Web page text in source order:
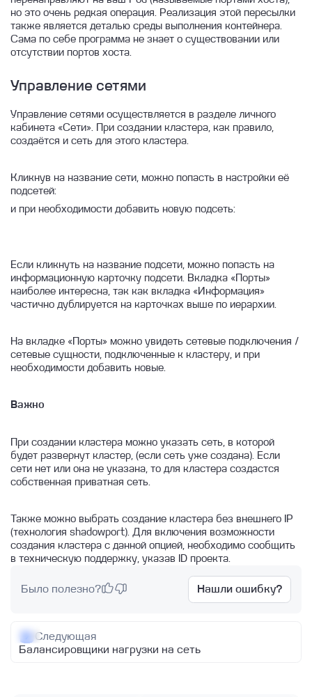
Изменение параметров
Подключение
Миграция из локальных баз данных
Архитектура DBaaS
Параметры баз данных
Postgres Pro
Postgres
Создание базы данных PostgreSQL и
работы с ними
О сервисе Linx Cloud Database
Как получить логи Базы данных
но это очень редкая операция. Реализация этой пересылки
также является деталью среды выполнения контейнера.
Сама по себе программа не знает о существовании или
отсутствии портов хоста.
Управление сетями
Управление сетями осуществляется в разделе личного
кабинета «Сети». При создании кластера, как правило,
создаётся и сеть для этого кластера.
Кликнув на название сети, можно попасть в настройки её
подсетей:
и при необходимости добавить новую подсеть:
Если кликнуть на название подсети, можно попасть на
информационную карточку подсети. Вкладка «Порты»
наиболее интересна, так как вкладка «Информация»
частично дублируется на карточках выше по иерархии.
На вкладке «Порты» можно увидеть сетевые подключения /
сетевые сущности, подключенные к кластеру, и при
необходимости добавить новые.
Важно
При создании кластера можно указать сеть, в которой
будет развернут кластер, (если сеть уже создана). Если
сети нет или она не указана, то для кластера создастся
собственная приватная сеть.
Также можно выбрать создание кластера без внешнего IP
(технология shadowport). Для включения возможности
создания кластера с данной опцией, необходимо сообщить
в техническую поддержку, указав ID проекта.
Было полезно? Нашли ошибку?
Следующая
Балансировщики нагрузки на сеть